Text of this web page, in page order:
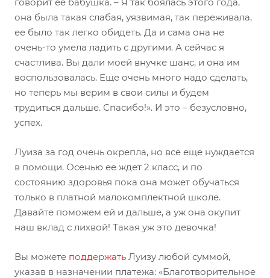
она была такая слабая, уязвимая, так переживала,
ее было так легко обидеть. Да и сама она не
очень-то умела ладить с другими. А сейчас я
счастлива. Вы дали моей внучке шанс, и она им
воспользовалась. Еще очень много надо сделать,
но теперь мы верим в свои силы и будем
трудиться дальше. Спасибо!». И это – безусловно,
успех.
Луиза за год очень окрепла, но все еще нуждается
в помощи. Осенью ее ждет 2 класс, и по
состоянию здоровья пока она может обучаться
только в платной малокомплектной школе.
Давайте поможем ей и дальше, а уж она окупит
наш вклад с лихвой! Такая уж это девочка!
Вы можете поддержать Луизу любой суммой,
указав в назначении платежа: «Благотворительное